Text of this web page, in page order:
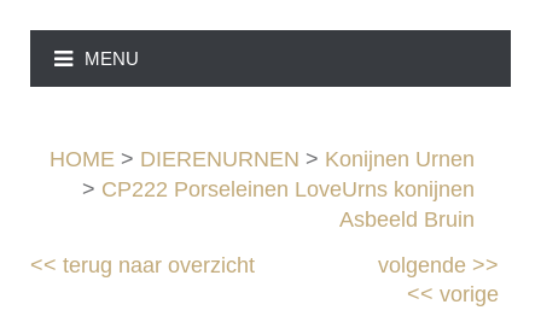
MENU
HOME > DIERENURNEN > Konijnen Urnen
> CP222 Porseleinen LoveUrns konijnen
Asbeeld Bruin
<<terug naar overzicht volgende>>
<< vorige